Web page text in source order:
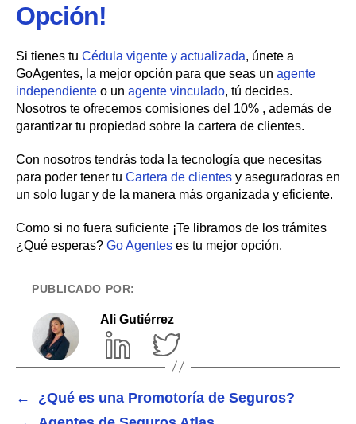
Opción!
Si tienes tu Cédula vigente y actualizada, únete a
GoAgentes, la mejor opción para que seas un agente
independiente o un agente vinculado, tú decides.
Nosotros te ofrecemos comisiones del 10% , además de
garantizar tu propiedad sobre la cartera de clientes.
Con nosotros tendrás toda la tecnología que necesitas
para poder tener tu Cartera de clientes y aseguradoras en
un solo lugar y de la manera más organizada y eficiente.
Como si no fuera suficiente ¡Te libramos de los trámites
¿Qué esperas? Go Agentes es tu mejor opción.
PUBLICADO POR:
Ali Gutiérrez
←
¿Qué es una Promotoría de Seguros?